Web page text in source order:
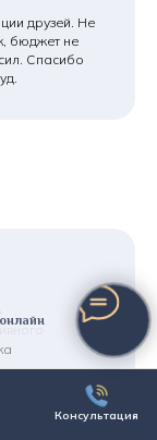
Консультация
друзей. Не
бюджет не
Спасибо
и главное
просто